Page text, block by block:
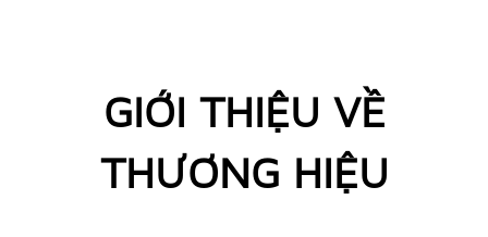
GIỚI THIỆU VỀ
THƯƠNG HIỆU